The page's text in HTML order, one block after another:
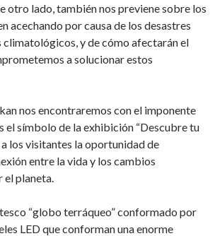
otro lado, también nos previene sobre los
acechando por causa de los desastres
climatológicos, y de cómo afectarán el
a solucionar estos
nos encontraremos con el imponente
el símbolo de la exhibición “Descubre tu
a los visitantes la oportunidad de
entre la vida y los cambios
planeta.
“globo terráqueo” conformado por
LED que conforman una enorme